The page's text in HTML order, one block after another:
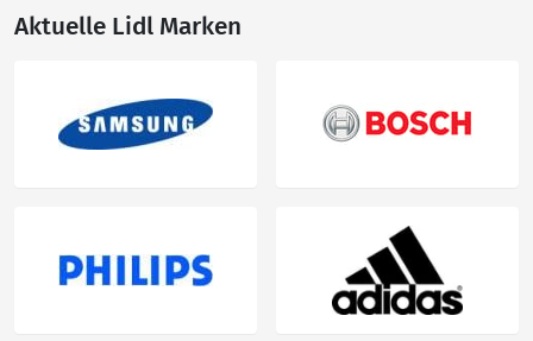
Aktuelle Lidl Marken